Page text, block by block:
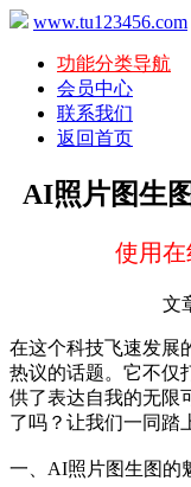
www.tu123456.com
功能分类导航
会员中心
联系我们
返回首页
AI照片图生
使用
文
在这个科技飞速发展
热议的话题。它不仅
供了表达自我的无限
了吗？让我们一同踏
一、AI照片图生图的